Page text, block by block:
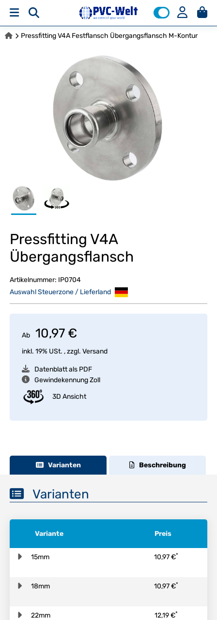
Pressfitting V4A Festflansch Übergangsflansch M-Kontur
Pressfitting V4A
Übergangsflansch
Artikelnummer: IP0704
Auswahl Steuerzone / Lieferland
Ab 10,97 €
inkl. 19% USt. , zzgl. Versand
Datenblatt als PDF
Gewindekennung Zoll
3D Ansicht
Varianten Beschreibung
Varianten
Variante Preis
15mm 10,97 €*
18mm 10,97 €*
22mm 12,19 €*